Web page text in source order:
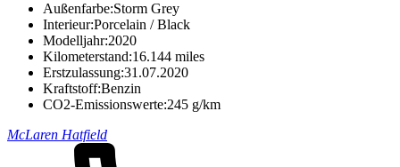
Außenfarbe:Storm Grey
Interieur:Porcelain / Black
Modelljahr:2020
Kilometerstand:16.144 miles
Erstzulassung:31.07.2020
Kraftstoff:Benzin
CO2-Emissionswerte:245 g/km
McLaren Hatfield